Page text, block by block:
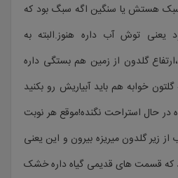
سبک هستش یا سنگین اگه سبگ بود که
یعنی توش آب داره هنوز.البته به
گلدون از زمین هم بستگی داره
خوابه هم باید آبیاریش رو بکنید
گیاه در حال استراحت نگنده!موقع هر نوبت
زیر گلدون میریزه بیرون و این یعنی
که قسمت های قدیمی گیاه داره خشک